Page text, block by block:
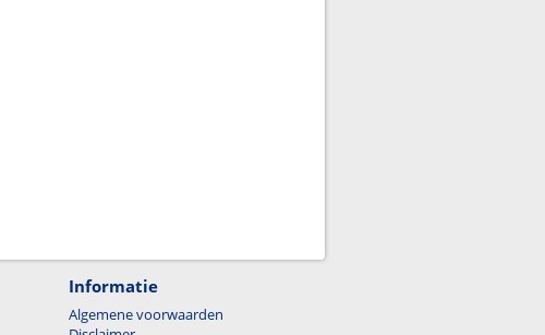
Informatie
Algemene voorwaarden